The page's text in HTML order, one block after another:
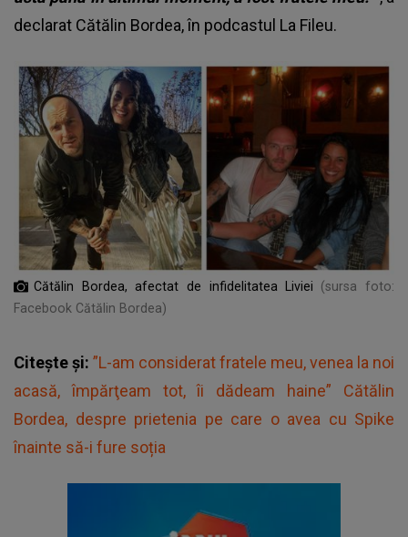
declarat Cătălin Bordea, în podcastul La Fileu.
Cătălin Bordea, afectat de infidelitatea Liviei
(sursa foto:
Facebook Cătălin Bordea)
Citește și: ”L-am considerat fratele meu, venea la noi
acasă, împărţeam tot, îi dădeam haine” Cătălin
Bordea, despre prietenia pe care o avea cu Spike
înainte să-i fure soția